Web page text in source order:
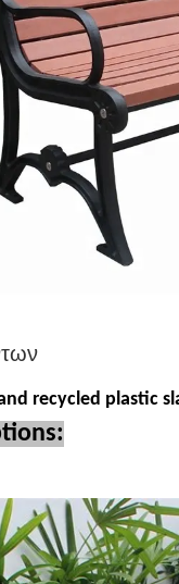
recycled plastic